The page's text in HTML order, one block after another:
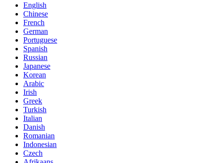
English
Chinese
French
German
Portuguese
Spanish
Russian
Japanese
Korean
Arabic
Irish
Greek
Turkish
Italian
Danish
Romanian
Indonesian
Czech